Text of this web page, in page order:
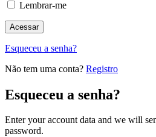
Lembrar-me
Esqueceu a senha?
Não tem uma conta? Registro
Esqueceu a senha?
Enter your account data and we will
password.